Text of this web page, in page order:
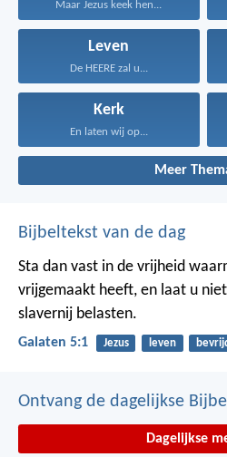
Maar Jezus keek hen...
Leven
De HEERE zal u...
Kerk
En laten wij op...
Meer
Bijbeltekst van de dag
Sta dan vast in de vrijheid
vrijgemaakt heeft, en laat u
slavernij belasten.
Galaten 5:1 Jezus leven
Ontvang de dagelijkse
Dagelijkse